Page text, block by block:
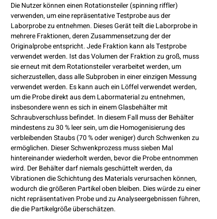
Die Nutzer können einen Rotationsteiler (spinning riffler)
verwenden, um eine repräsentative Testprobe aus der
Laborprobe zu entnehmen. Dieses Gerät teilt die Laborprobe in
mehrere Fraktionen, deren Zusammensetzung der der
Originalprobe entspricht. Jede Fraktion kann als Testprobe
verwendet werden. Ist das Volumen der Fraktion zu groß, muss
sie erneut mit dem Rotationsteiler verarbeitet werden, um
sicherzustellen, dass alle Subproben in einer einzigen Messung
verwendet werden. Es kann auch ein Löffel verwendet werden,
um die Probe direkt aus dem Labormaterial zu entnehmen,
insbesondere wenn es sich in einem Glasbehälter mit
Schraubverschluss befindet. In diesem Fall muss der Behälter
mindestens zu 30 % leer sein, um die Homogenisierung des
verbleibenden Staubs (70 % oder weniger) durch Schwenken zu
ermöglichen. Dieser Schwenkprozess muss sieben Mal
hintereinander wiederholt werden, bevor die Probe entnommen
wird. Der Behälter darf niemals geschüttelt werden, da
Vibrationen die Schichtung des Materials verursachen können,
wodurch die größeren Partikel oben bleiben. Dies würde zu einer
nicht repräsentativen Probe und zu Analyseergebnissen führen,
die die Partikelgröße überschätzen.